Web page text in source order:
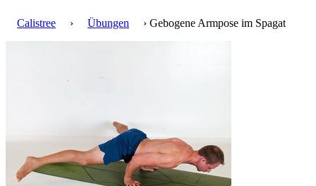
Calistree › Übungen › Gebogene Armpose im Spagat